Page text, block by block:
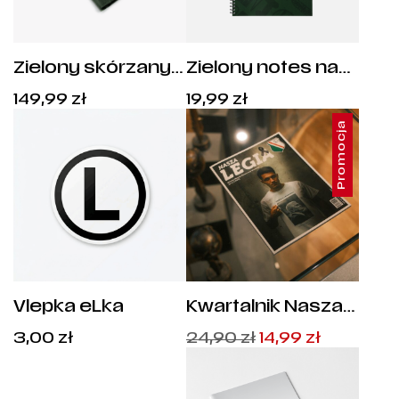
Zielony skórzany
Warszawa
149,99 zł
Zielony notes na
19,99 zł
Vlepka eLka
3,00 zł
Promocja
Kwartalnik Nasza
(1/2025)
24,90zł Pierwotna
wynosiła:
24,90 zł.
14,99 złAktualna